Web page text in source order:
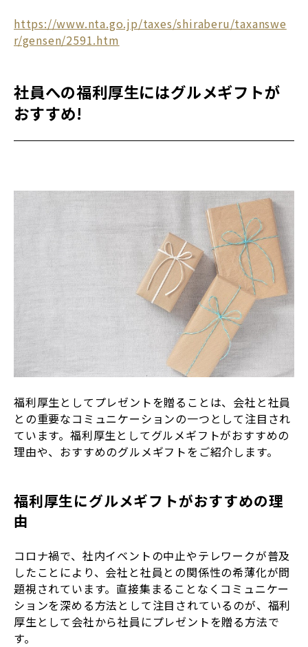
https://www.nta.go.jp/taxes/shiraberu/taxanswe
r/gensen/2591.htm
社員への福利厚生にはグルメギフトが
おすすめ!
福利厚生としてプレゼントを贈ることは、会社と社員
との重要なコミュニケーションの一つとして注目され
ています。福利厚生としてグルメギフトがおすすめの
理由や、おすすめのグルメギフトをご紹介します。
福利厚生にグルメギフトがおすすめの理
由
コロナ禍で、社内イベントの中止やテレワークが普及
したことにより、会社と社員との関係性の希薄化が問
題視されています。直接集まることなくコミュニケー
ションを深める方法として注目されているのが、福利
厚生として会社から社員にプレゼントを贈る方法で
す。